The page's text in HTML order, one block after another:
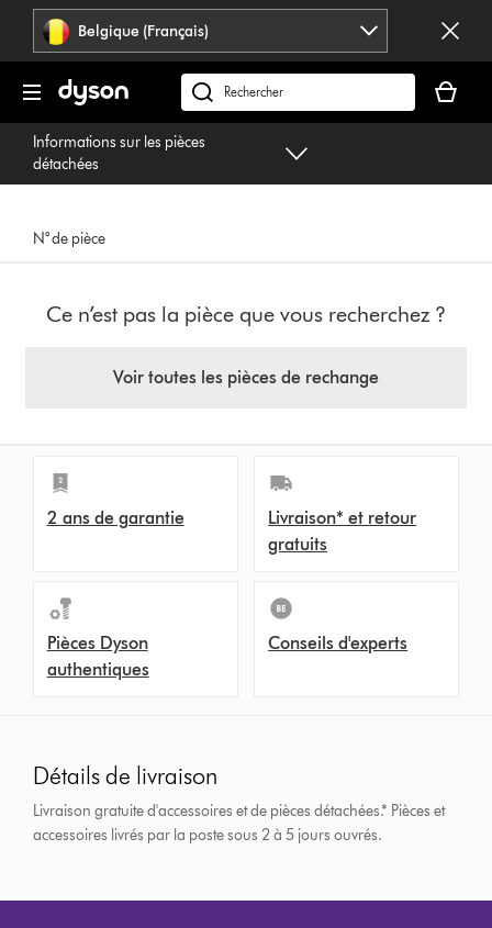
Sauter
pages
Belgique (Français)
Rechercher
des
produits
panier
est
Informations sur les pièces
détachées
N° de pièce
Ce n’est pas la pièce que vous recherchez ?
Voir toutes les pièces de rechange
2 ans de garantie
Livraison* et retour
gratuits
Pièces Dyson
authentiques
Conseils d'experts
Détails de livraison
Livraison gratuite d'accessoires et de pièces détachées.* Pièces et
accessoires livrés par la poste sous 2 à 5 jours ouvrés.